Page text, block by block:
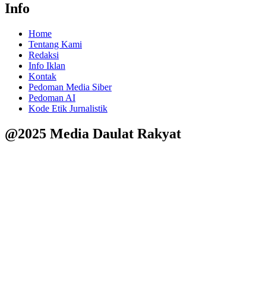
Info
Home
Tentang Kami
Redaksi
Info Iklan
Kontak
Pedoman Media Siber
Pedoman AI
Kode Etik Jurnalistik
@2025 Media Daulat Rakyat